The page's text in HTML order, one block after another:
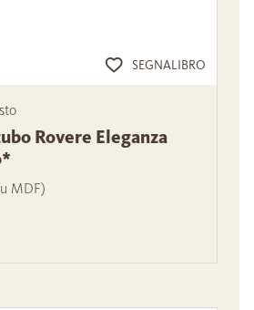
SEGNALIBRO
Rovere Eleganza
MDF)